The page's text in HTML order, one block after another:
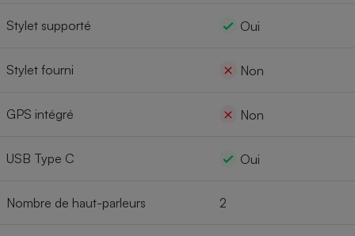
Stylet supporté Oui
Stylet fourni Non
GPS intégré Non
USB Type C Oui
Nombre de haut-parleurs 2